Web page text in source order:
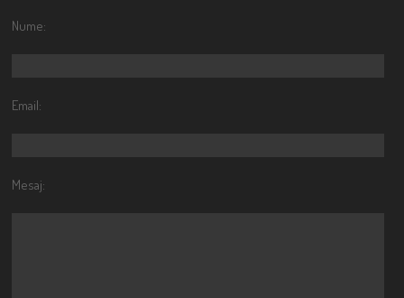
Nume:
Email:
Mesaj: